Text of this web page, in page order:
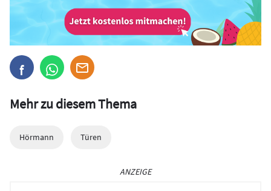
Mehr zu diesem Thema
Hörmann Türen
ANZEIGE